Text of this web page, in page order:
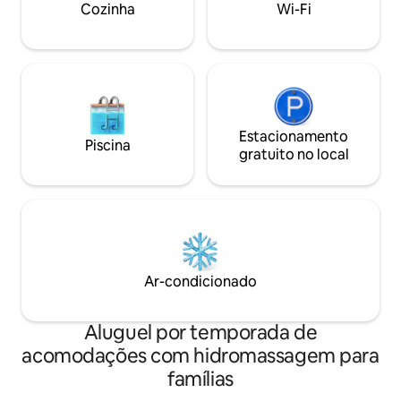
o carro do lado
Cozinha Wi-Fi
Piscina
Estacionamento
gratuito no local
Ar-condicionado
Aluguel por temporada de
acomodações com hidromassagem para
famílias